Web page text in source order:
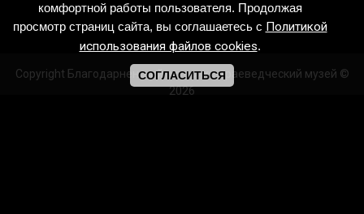
Copyright Благодарненский историко-краеведческий музей ©
2026
комфортной работы пользователя. Продолжая
просмотр страниц сайта, вы соглашаетесь с Политикой
использования файлов cookies.
СОГЛАСИТЬСЯ